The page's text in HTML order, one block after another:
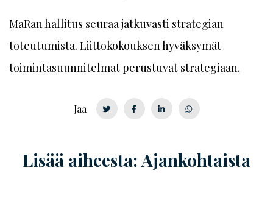
MaRan hallitus seuraa jatkuvasti strategian
toteutumista. Liittokokouksen hyväksymät
toimintasuunnitelmat perustuvat strategiaan.
Jaa
Lisää aiheesta: Ajankohtaista